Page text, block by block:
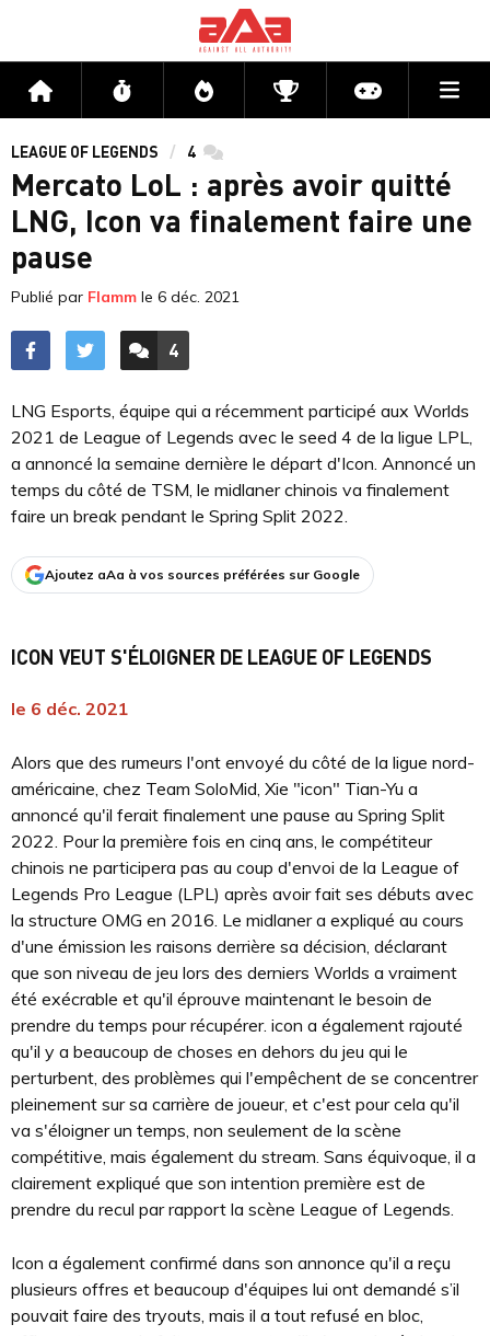
Accueil Flux Directs CompétitionsActu jeux
LEAGUE OF LEGENDS 4 commentaires
Mercato LoL : après avoir quitté
LNG, Icon va finalement faire une
pause
Publié par Flamm le 6 déc. 2021
ACCÉDER AUX
4
COMMENTAIRES
LNG Esports, équipe qui a récemment participé aux Worlds
2021 de League of Legends avec le seed 4 de la ligue LPL,
a annoncé la semaine dernière le départ d'Icon. Annoncé un
temps du côté de TSM, le midlaner chinois va finalement
faire un break pendant le Spring Split 2022.
Ajoutez aAa à vos sources préférées sur Google
ICON VEUT S'ÉLOIGNER DE LEAGUE OF LEGENDS
le 6 déc. 2021
Alors que des rumeurs l'ont envoyé du côté de la ligue nord-
américaine, chez Team SoloMid, Xie "icon" Tian-Yu a
annoncé qu'il ferait finalement une pause au Spring Split
2022. Pour la première fois en cinq ans, le compétiteur
chinois ne participera pas au coup d'envoi de la League of
Legends Pro League (LPL) après avoir fait ses débuts avec
la structure OMG en 2016. Le midlaner a expliqué au cours
d'une émission les raisons derrière sa décision, déclarant
que son niveau de jeu lors des derniers Worlds a vraiment
été exécrable et qu'il éprouve maintenant le besoin de
prendre du temps pour récupérer. icon a également rajouté
qu'il y a beaucoup de choses en dehors du jeu qui le
perturbent, des problèmes qui l'empêchent de se concentrer
pleinement sur sa carrière de joueur, et c'est pour cela qu'il
va s'éloigner un temps, non seulement de la scène
compétitive, mais également du stream. Sans équivoque, il a
clairement expliqué que son intention première est de
prendre du recul par rapport la scène League of Legends.
Icon a également confirmé dans son annonce qu'il a reçu
plusieurs offres et beaucoup d'équipes lui ont demandé s’il
pouvait faire des tryouts, mais il a tout refusé en bloc,